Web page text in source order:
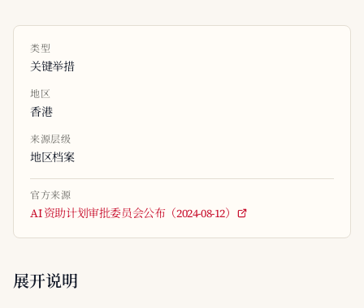
类型
关键举措
地区
香港
来源层级
地区档案
官方来源
AI 资助计划审批委员会公布（2024-08-12）
展开说明